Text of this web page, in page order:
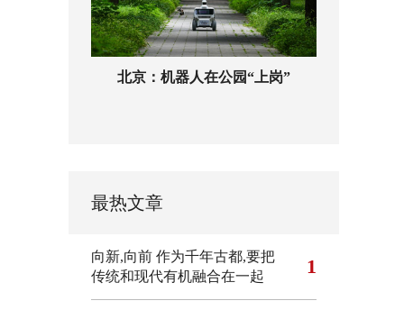
北京：机器人在公园“上岗”
最热文章
向新,向前 作为千年古都,要把
传统和现代有机融合在一起
1